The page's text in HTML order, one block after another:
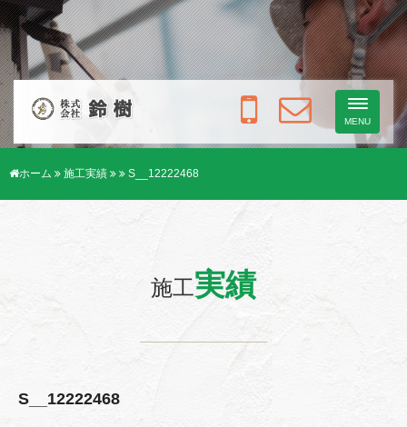
Toggle
MENU
ホーム 施工実績 S__12222468
施工実績
S__12222468